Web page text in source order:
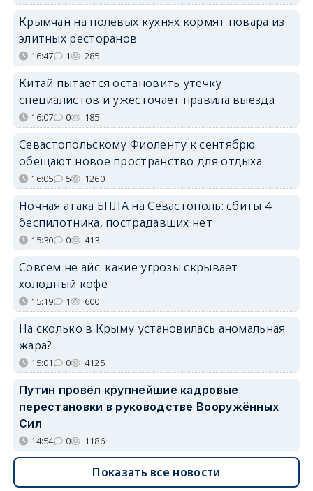
Крымчан на полевых кухнях кормят повара из
элитных ресторанов
16:47 1 285
Китай пытается остановить утечку
специалистов и ужесточает правила выезда
16:07 0 185
Севастопольскому Фиоленту к сентябрю
обещают новое пространство для отдыха
16:05 5 1260
Ночная атака БПЛА на Севастополь: сбиты 4
беспилотника, пострадавших нет
15:30 0 413
Совсем не айс: какие угрозы скрывает
холодный кофе
15:19 1 600
На сколько в Крыму установилась аномальная
жара?
15:01 0 4125
Путин провёл крупнейшие кадровые
перестановки в руководстве Вооружённых
Сил
14:54 0 1186
Показать все новости